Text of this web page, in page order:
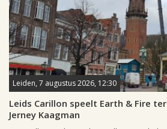
Leiden, 7 augustus 2026, 12:30
Leids Carillon speelt Earth & Fire
Jerney Kaagman